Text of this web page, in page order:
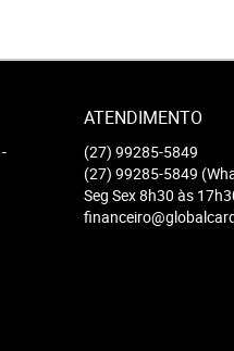
-
ATENDIMENTO
(27) 99285-5849
(27) 99285-5849
Seg Sex 8h30 às